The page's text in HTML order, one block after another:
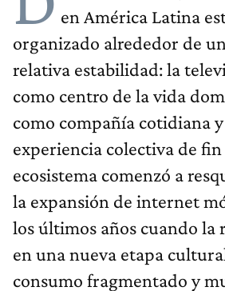
en América Latina
organizado alrededor de
relativa estabilidad: la
como centro de la vida
como compañía cotidiana
experiencia colectiva de fin
ecosistema comenzó a
la expansión de internet
los últimos años cuando la
en una nueva etapa
consumo fragmentado y